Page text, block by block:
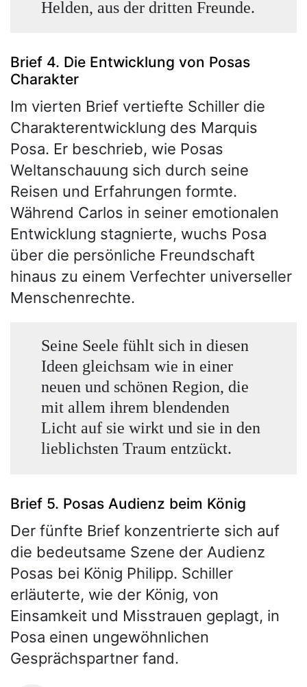
Helden, aus der dritten Freunde.
Brief 4. Die Entwicklung von Posas
Charakter
Im vierten Brief vertiefte Schiller die
Charakterentwicklung des Marquis
Posa. Er beschrieb, wie Posas
Weltanschauung sich durch seine
Reisen und Erfahrungen formte.
Während Carlos in seiner emotionalen
Entwicklung stagnierte, wuchs Posa
über die persönliche Freundschaft
hinaus zu einem Verfechter universeller
Menschenrechte.
Seine Seele fühlt sich in diesen
Ideen gleichsam wie in einer
neuen und schönen Region, die
mit allem ihrem blendenden
Licht auf sie wirkt und sie in den
lieblichsten Traum entzückt.
Brief 5. Posas Audienz beim König
Der fünfte Brief konzentrierte sich auf
die bedeutsame Szene der Audienz
Posas bei König Philipp. Schiller
erläuterte, wie der König, von
Einsamkeit und Misstrauen geplagt, in
Posa einen ungewöhnlichen
Gesprächspartner fand.